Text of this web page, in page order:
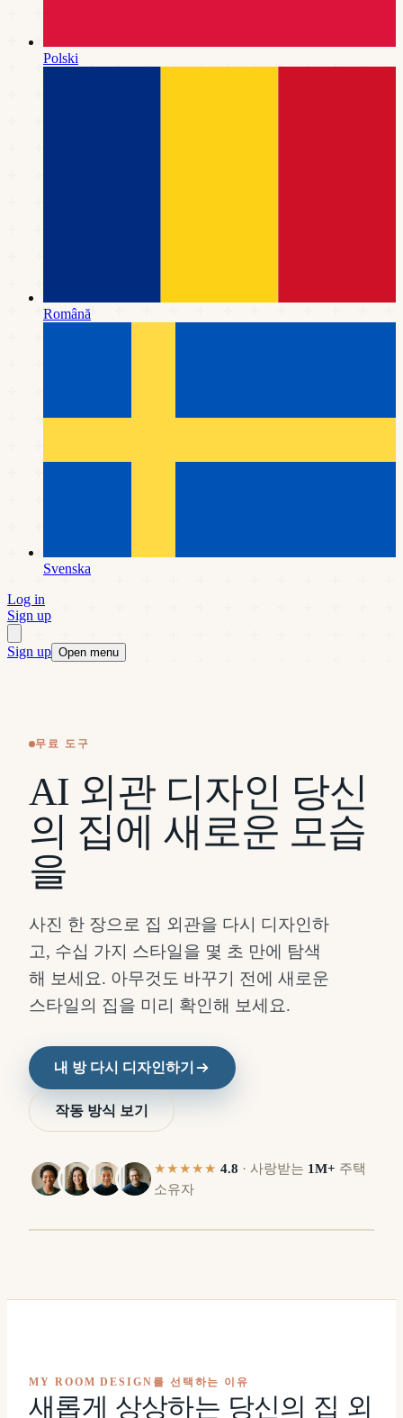
Polski
Română
Svenska
Log in
Sign up
Sign up Open menu
무료 도구
AI 외관 디자인 당신
의 집에 새로운 모습
을
사진 한 장으로 집 외관을 다시 디자인하
고, 수십 가지 스타일을 몇 초 만에 탐색
해 보세요. 아무것도 바꾸기 전에 새로운
스타일의 집을 미리 확인해 보세요.
내 방 다시 디자인하기
작동 방식 보기
★★★★★ 4.8 · 사랑받는 1M+ 주택
소유자
이
전
⇔
MY ROOM DESIGN를 선택하는 이유
새롭게 상상하는 당신의 집 외